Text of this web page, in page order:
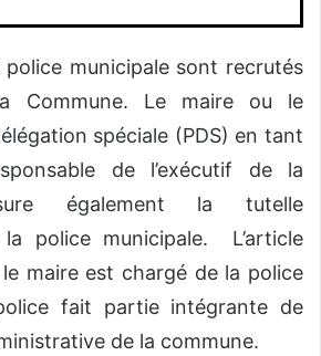
police municipale sont recrutés
Commune. Le maire ou le
spéciale (PDS) en tant
de l’exécutif de la
également la tutelle
police municipale. L’article
maire est chargé de la police
fait partie intégrante de
de la commune.